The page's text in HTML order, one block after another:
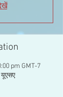
pm GMT-7
यूएसए